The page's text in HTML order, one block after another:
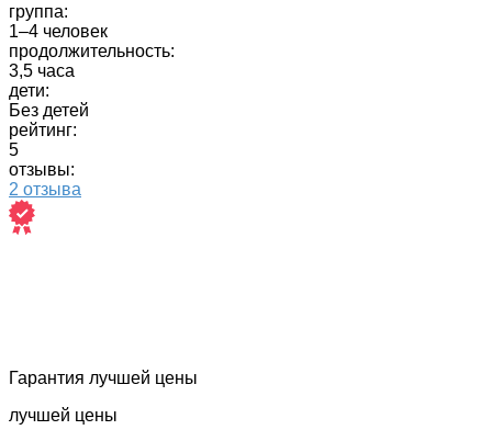
группа:
1–4 человек
продолжительность:
3,5 часа
дети:
Без детей
рейтинг:
5
отзывы:
2 отзыва
Гарантия лучшей цены
лучшей цены